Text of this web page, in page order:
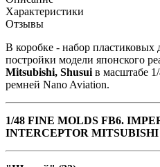
Характеристики
Отзывы
В коробке - набор пластиковых
постройки модели японского
Mitsubishi, Shusui в масштабе
ремней Nano Aviation.
1/48 FINE MOLDS FB6.
INTERCEPTOR